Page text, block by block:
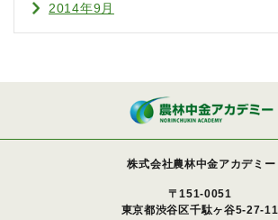
2014年9月
株式会社農林中金アカデミー
〒151-0051
東京都渋谷区千駄ヶ谷5-27-11